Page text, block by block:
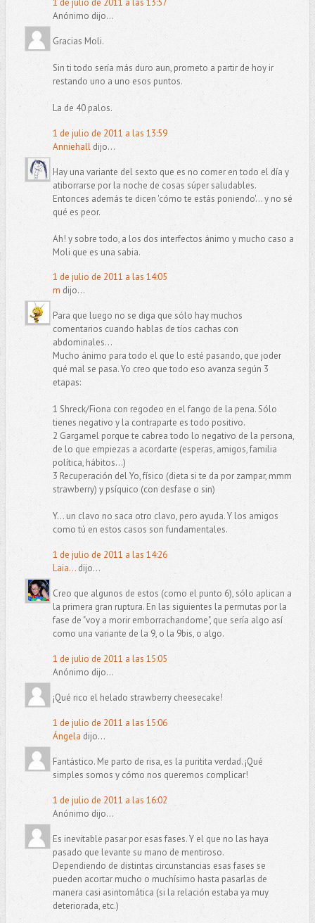
1 de julio de 2011 a las 13:57
Anónimo dijo...
Gracias Moli.
Sin ti todo sería más duro aun, prometo a partir de hoy ir
restando uno a uno esos puntos.
La de 40 palos.
1 de julio de 2011 a las 13:59
Anniehalldijo...
Hay una variante del sexto que es no comer en todo el día y
atiborrarse por la noche de cosas súper saludables.
Entonces además te dicen 'cómo te estás poniendo'... y no sé
qué es peor.
Ah! y sobre todo, a los dos interfectos ánimo y mucho caso a
Moli que es una sabia.
1 de julio de 2011 a las 14:05
m dijo...
Para que luego no se diga que sólo hay muchos
comentarios cuando hablas de tíos cachas con
abdominales...
Mucho ánimo para todo el que lo esté pasando, que joder
qué mal se pasa. Yo creo que todo eso avanza según 3
etapas:
1 Shreck/Fiona con regodeo en el fango de la pena. Sólo
tienes negativo y la contraparte es todo positivo.
2 Gargamel porque te cabrea todo lo negativo de la persona,
de lo que empiezas a acordarte (esperas, amigos, familia
política, hábitos...)
3 Recuperación del Yo, físico (dieta si te da por zampar, mmm
strawberry) y psíquico (con desfase o sin)
Y... un clavo no saca otro clavo, pero ayuda. Y los amigos
como tú en estos casos son fundamentales.
1 de julio de 2011 a las 14:26
Laia...dijo...
Creo que algunos de estos (como el punto 6), sólo aplican a
la primera gran ruptura. En las siguientes la permutas por la
fase de "voy a morir emborrachandome", que sería algo así
como una variante de la 9, o la 9bis, o algo.
1 de julio de 2011 a las 15:05
Anónimo dijo...
¡Qué rico el helado strawberry cheesecake!
1 de julio de 2011 a las 15:06
Ángela dijo...
Fantástico. Me parto de risa, es la puritita verdad. ¡Qué
simples somos y cómo nos queremos complicar!
1 de julio de 2011 a las 16:02
Anónimo dijo...
Es inevitable pasar por esas fases. Y el que no las haya
pasado que levante su mano de mentiroso.
Dependiendo de distintas circunstancias esas fases se
pueden acortar mucho o muchísimo hasta pasarlas de
manera casi asintomática (si la relación estaba ya muy
deteriorada, etc.)